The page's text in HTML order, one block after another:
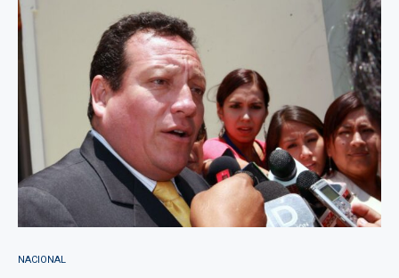
NACIONAL